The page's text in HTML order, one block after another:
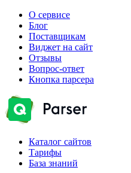
О сервисе
Блог
Поставщикам
Виджет на сайт
Отзывы
Вопрос-ответ
Кнопка парсера
Каталог сайтов
Тарифы
База знаний